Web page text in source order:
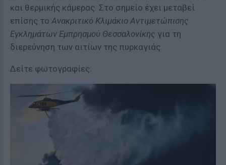
και θερμικής κάμερας. Στο σημείο έχει μεταβεί
επίσης το Ανακριτικό Κλιμάκιο Αντιμετώπισης
Εγκλημάτων Εμπρησμού Θεσσαλονίκης για τη
διερεύνηση των αιτίων της πυρκαγιάς.
Δείτε φωτογραφίες: